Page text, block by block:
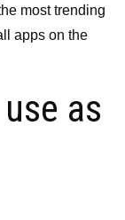
most trending
apps on the
as